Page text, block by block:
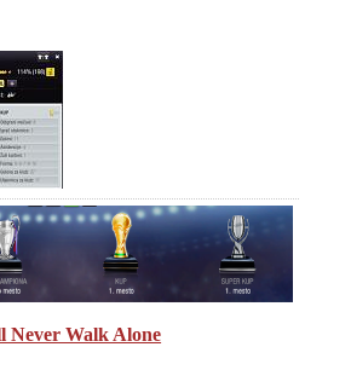
Never Walk Alone